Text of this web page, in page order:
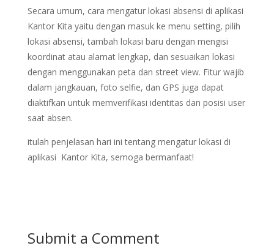
Secara umum, cara mengatur lokasi absensi di aplikasi
Kantor Kita yaitu dengan masuk ke menu setting, pilih
lokasi absensi, tambah lokasi baru dengan mengisi
koordinat atau alamat lengkap, dan sesuaikan lokasi
dengan menggunakan peta dan street view. Fitur wajib
dalam jangkauan, foto selfie, dan GPS juga dapat
diaktifkan untuk memverifikasi identitas dan posisi user
saat absen.
itulah penjelasan hari ini tentang mengatur lokasi di
aplikasi Kantor Kita, semoga bermanfaat!
Submit a Comment